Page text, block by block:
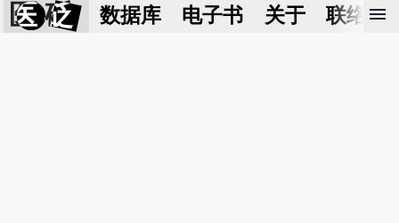
医 砭 数据库 电子书 关于 联络我
menu